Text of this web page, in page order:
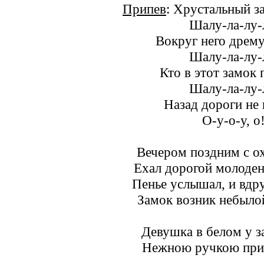
Припев: Хрустальный
Шалу-ла-лу-
Вокруг него
Шалу-ла-лу-
Кто в этот замок
Шалу-ла-лу-
Назад дороги не
О-у-о-у,
Вечером поздним с
Ехал дорогой
Пенье услышал, и
Замок возник
Девушка в белом у
Нежною ручкою